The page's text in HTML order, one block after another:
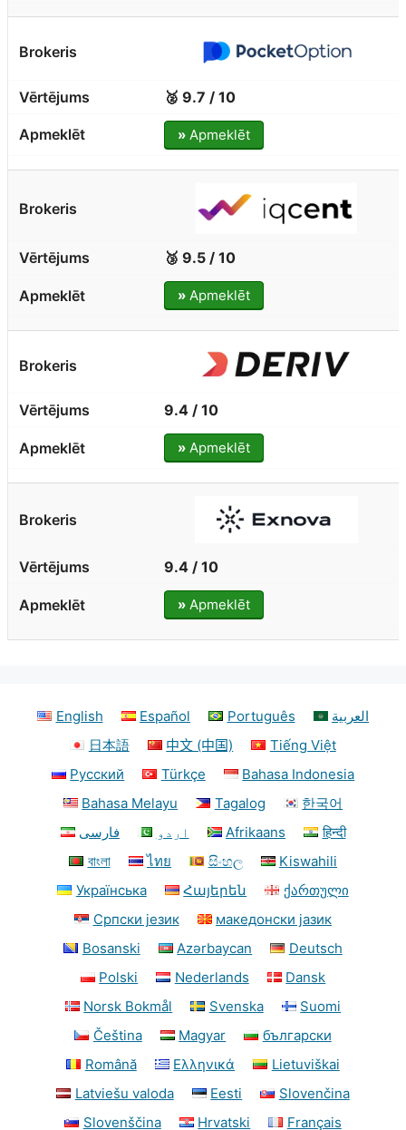
🥈 9.7 / 10
»Apmeklēt
🥉 9.5 / 10
»Apmeklēt
9.4 / 10
»Apmeklēt
9.4 / 10
»Apmeklēt
English Español Português
العربية
日本語
中文 (中国)
Tiếng Việt
Русский
Türkçe
Bahasa Indonesia
Bahasa Melayu
Tagalog
한국어
فارسی
اردو Afrikaans
हिन्दी
বাংলা
ไทย සිංහල
Kiswahili
Українська
Հայերեն
ქართული
Српски језик
македонски јазик
Bosanski
Azərbaycan
Deutsch
Polski
Nederlands
Dansk
Norsk Bokmål
Svenska
Suomi
Čeština
Magyar
български
Română
Ελληνικά
Lietuviškai
Latviešu valoda
Eesti
Slovenčina
Slovenščina
Hrvatski Français